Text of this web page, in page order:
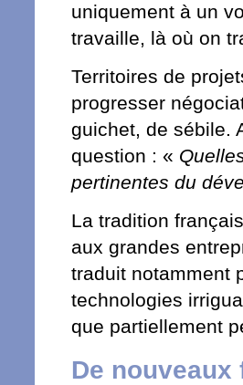
uniquement à un
travaille, là où on
Territoires de
progresser
guichet, de sébile.
question : «
pertinentes du
La tradition
aux grandes
traduit notamment
technologies
que partiellement
De